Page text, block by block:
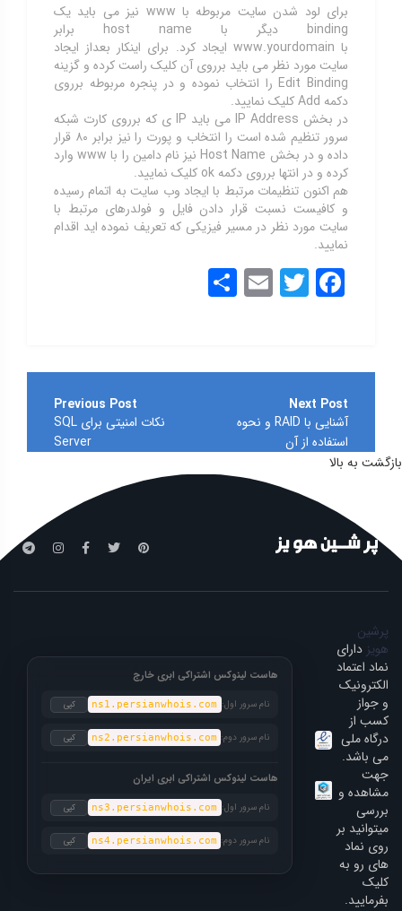
برای لود شدن سایت مربوطه با www نیز می باید یک
binding دیگر با host name برابر
با www.yourdomain ایجاد کرد. برای اینکار بعداز ایجاد
سایت مورد نظر می باید برروی آن کلیک راست کرده و گزینه
Edit Binding را انتخاب نموده و در پنجره مربوطه برروی
دکمه Add کلیک نمایید.
در بخش IP Address می باید IP ی که برروی کارت شبکه
سرور تنظیم شده است را انتخاب و پورت را نیز برابر ۸۰ قرار
داده و در بخش Host Name نیز نام دامین را با www وارد
کرده و در انتها برروی دکمه ok کلیک نمایید.
هم اکنون تنظیمات مرتبط با ایجاد وب سایت به اتمام رسیده
و کافیست نسبت قرار دادن فایل و فولدرهای مرتبط با
سایت مورد نظر در مسیر فیزیکی که تعریف نموده اید اقدام
نمایید.
Facebook
Twitter
Email
راهبری
نوشته
نکات امنیتی برای SQL
Server
آشنایی با RAID و نحوه
استفاده از آن
بازگشت به بالا
پرشین
هویز دارای
نماد اعتماد
الکترونیک
و جواز
کسب از
درگاه ملی
می باشد.
جهت
مشاهده و
بررسی
میتوانید بر
روی نماد
های رو به
کلیک
بفرمایید.
هاست لینوکس اشتراکی ابری خارج
نام سرور اول: ns1.persianwhois.com کپی
نام سرور دوم: ns2.persianwhois.com کپی
هاست لینوکس اشتراکی ابری ایران
نام سرور اول: ns3.persianwhois.com کپی
نام سرور دوم: ns4.persianwhois.com کپی